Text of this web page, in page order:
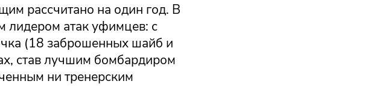
рассчитано на один год. В
лидером атак уфимцев: с
(18 заброшенных шайб и
став лучшим бомбардиром
ни тренерским